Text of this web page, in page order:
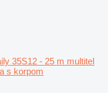
35S12 - 25 m multitel
s korpom